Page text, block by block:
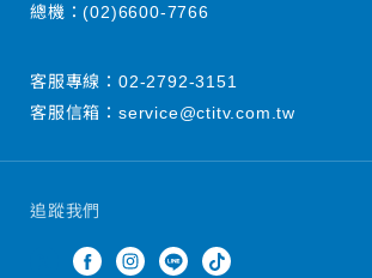
追蹤我們
總機：(02)6600-7766
客服專線： 02-2792-3151
客服信箱： service@ctitv.com.tw